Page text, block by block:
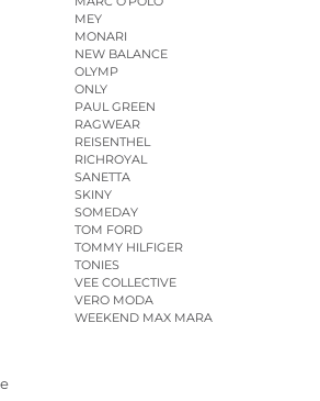
MEY
MONARI
NEW BALANCE
OLYMP
ONLY
PAUL GREEN
RAGWEAR
REISENTHEL
RICHROYAL
SANETTA
SKINY
SOMEDAY
TOM FORD
TOMMY HILFIGER
TONIES
VEE COLLECTIVE
VERO MODA
WEEKEND MAX MARA